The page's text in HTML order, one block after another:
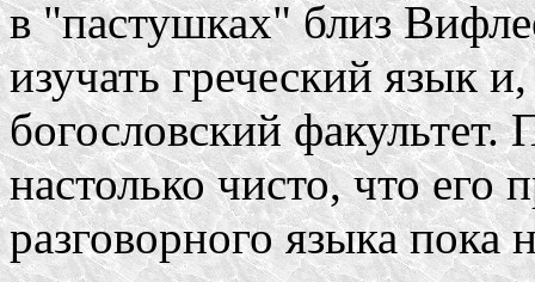
в "пастушках" близ
изучать греческий язык
богословский
настолько чисто, что его
разговорного языка пока